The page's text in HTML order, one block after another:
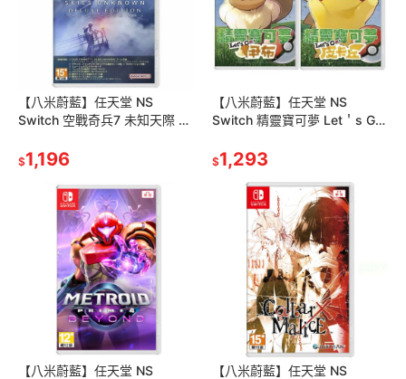
【八米蔚藍】任天堂 NS
Switch 空戰奇兵7 未知天際 豪
$1,196
【八米蔚藍】任天堂 NS
Switch 精靈寶可夢 Let＇s Go!
$1,293
【八米蔚藍】任天堂 NS
【八米蔚藍】任天堂 NS